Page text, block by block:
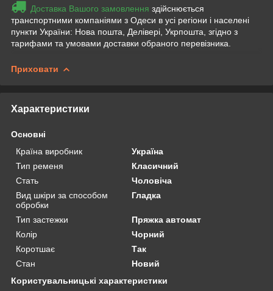
Доставка Вашого замовлення здійснюється
транспортними компаніями з Одеси в усі регіони і населені
пункти України: Нова пошта, Делівері, Укрпошта, згідно з
тарифами та умовами доставки обраного перевізника.
Приховати
Характеристики
Основні
Країна виробник
Україна
Тип ременя
Класичний
Стать
Чоловіча
Вид шкіри за способом
обробки
Гладка
Тип застежки
Пряжка автомат
Колір
Чорний
Коротшає
Так
Стан
Новий
Користувальницькі характеристики